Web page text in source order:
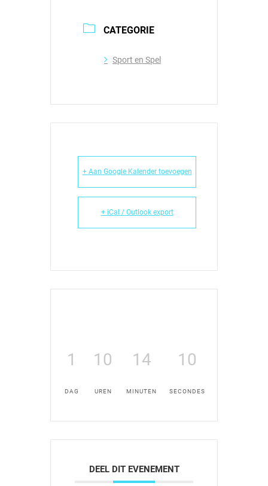
CATEGORIE
Sport en Spel
+ Aan Google Kalender toevoegen
+ iCal / Outlook export
1
DAG
10
UREN
14
MINUTEN
10
SECONDES
DEEL DIT EVENEMENT